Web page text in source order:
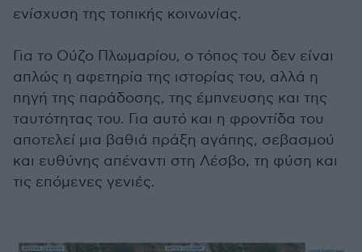
ενίσχυση της τοπικής κοινωνίας.
Για το Ούζο Πλωμαρίου, ο τόπος του δεν είναι
απλώς η αφετηρία της ιστορίας του, αλλά η
πηγή της παράδοσης, της έμπνευσης και της
ταυτότητας του. Για αυτό και η φροντίδα του
αποτελεί μια βαθιά πράξη αγάπης, σεβασμού
και ευθύνης απέναντι στη Λέσβο, τη φύση και
τις επόμενες γενιές.